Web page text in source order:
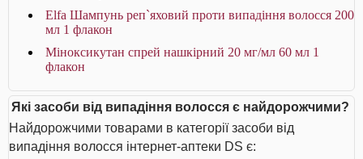
Elfa Шампунь реп`яховий проти випадіння волосся 200
мл 1 флакон
Міноксикутан спрей нашкірний 20 мг/мл 60 мл 1
флакон
Які засоби від випадіння волосся є найдорожчими?
Найдорожчими товарами в категорії засоби від
випадіння волосся інтернет-аптеки DS є: